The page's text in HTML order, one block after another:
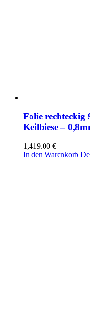
Folie rechteckig
Keilbiese –
1,419.00 €
In den Warenkorb